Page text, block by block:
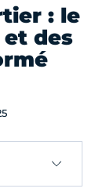
: le
des